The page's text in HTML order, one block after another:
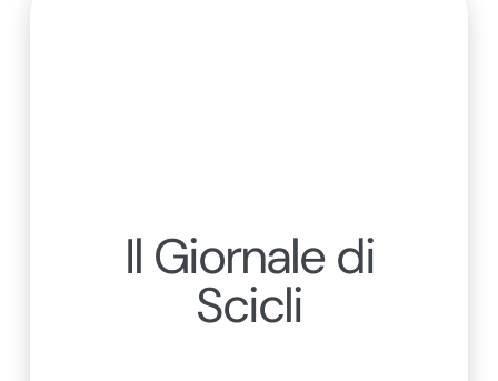
Il Giornale di
Scicli